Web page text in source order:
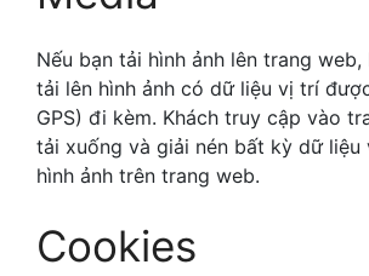
Nếu bạn tải hình ảnh lên trang web,
tải lên hình ảnh có dữ liệu vị trí
GPS) đi kèm. Khách truy cập vào
tải xuống và giải nén bất kỳ dữ
hình ảnh trên trang web.
Cookies